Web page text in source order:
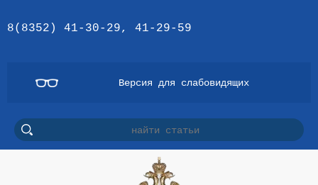
8(8352) 41-30-29, 41-29-59
Версия для слабовидящих